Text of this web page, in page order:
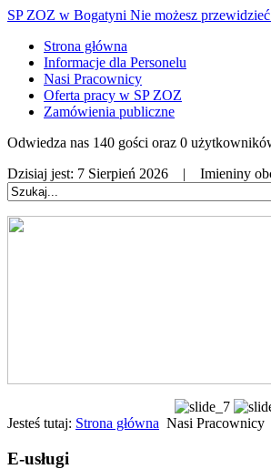
SP ZOZ w Bogatyni Nie możesz
Strona główna
Informacje dla Personelu
Nasi Pracownicy
Oferta pracy w SP ZOZ
Zamówienia publiczne
Odwiedza nas 140 gości oraz 0
Dzisiaj jest: 7 Sierpień 2026 | Imieniny
Jesteś tutaj: Strona główna Nasi Pracownicy
E-usługi